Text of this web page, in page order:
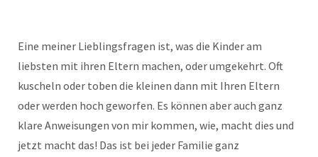
Eine meiner Lieblingsfragen ist, was die Kinder am
liebsten mit ihren Eltern machen, oder umgekehrt. Oft
kuscheln oder toben die kleinen dann mit Ihren Eltern
oder werden hoch geworfen. Es können aber auch ganz
klare Anweisungen von mir kommen, wie, macht dies und
jetzt macht das! Das ist bei jeder Familie ganz